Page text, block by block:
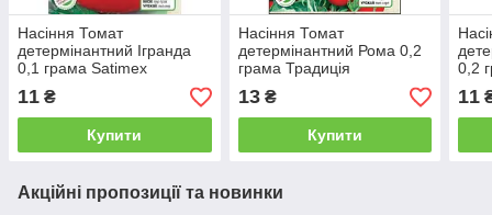
Насіння Томат
детермінантний Ігранда
0,1 грама Satimex
11 ₴
Купити
Насіння Томат
детермінантний Рома 0,2
грама Традиція
13₴
Купити
0,2
11
Акційні пропозиції та новинки